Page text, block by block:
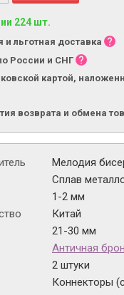
224 шт.
и льготная доставка
России и СНГ
картой,
возврата и обмена
Мелодия
Сплав
1-2 мм
Китай
21-30 мм
Античная
2 штуки
Коннекторы